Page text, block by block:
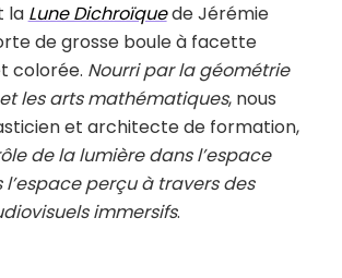
la Lune Dichroïquede Jérémie
de grosse boule à facette
colorée. Nourri par la géométrie
les arts mathématiques, nous
et architecte de formation,
de la lumière dans l’espace
perçu à travers des
immersifs.